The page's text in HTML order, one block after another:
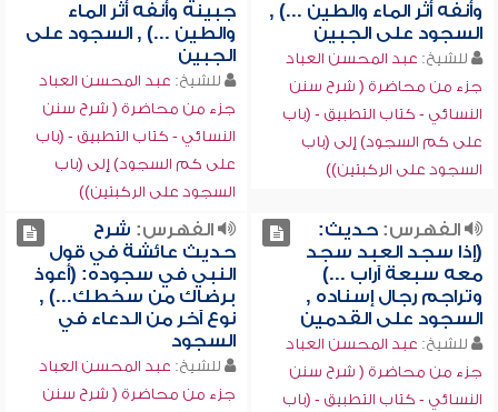
وأنفه أثر الماء والطين ...) ,
السجود على الجبين
للشيخ: عبد المحسن العباد
جزء من محاضرة ( شرح سنن
النسائي - كتاب التطبيق - (باب
على كم السجود) إلى (باب
السجود على الركبتين))
جبينه وأنفه أثر الماء
والطين ...) , السجود على
الجبين
للشيخ: عبد المحسن العباد
جزء من محاضرة ( شرح سنن
النسائي - كتاب التطبيق - (باب
على كم السجود) إلى (باب
السجود على الركبتين))
الفهرس:حديث:
(إذا سجد العبد سجد
معه سبعة آراب ...)
وتراجم رجال إسناده ,
السجود على القدمين
للشيخ: عبد المحسن العباد
جزء من محاضرة ( شرح سنن
النسائي - كتاب التطبيق - (باب
الفهرس: شرح
حديث عائشة في قول
النبي في سجوده: (أعوذ
برضاك من سخطك...) ,
نوع آخر من الدعاء في
السجود
للشيخ: عبد المحسن العباد
جزء من محاضرة ( شرح سنن